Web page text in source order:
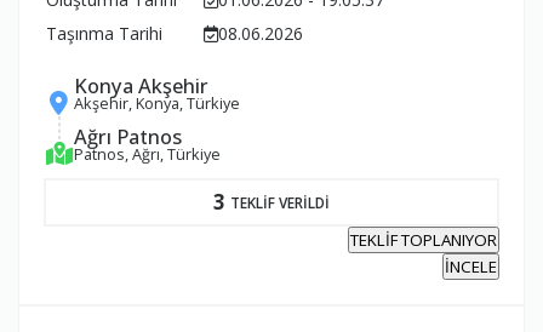
Taşınma Tarihi
08.06.2026
Konya Akşehir
Akşehir, Konya, Türkiye
Ağrı Patnos
Patnos, Ağrı, Türkiye
3 TEKLİF VERİLDİ
TEKLİF TOPLANIYOR
İNCELE